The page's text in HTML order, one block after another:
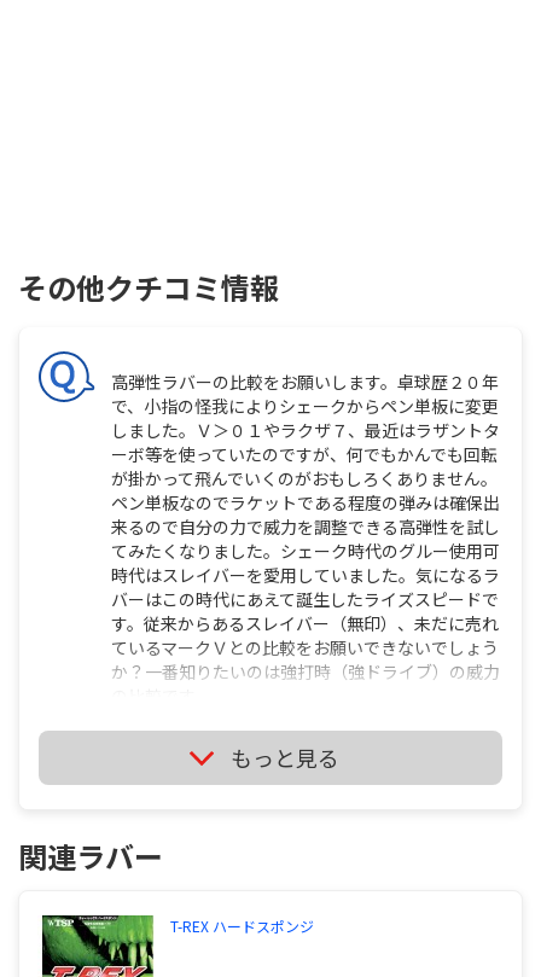
その他クチコミ情報
高弾性ラバーの比較をお願いします。卓球歴２０年
で、小指の怪我によりシェークからペン単板に変更
しました。Ｖ＞０１やラクザ７、最近はラザントタ
ーボ等を使っていたのですが、何でもかんでも回転
が掛かって飛んでいくのがおもしろくありません。
ペン単板なのでラケットである程度の弾みは確保出
来るので自分の力で威力を調整できる高弾性を試し
てみたくなりました。シェーク時代のグルー使用可
時代はスレイバーを愛用していました。気になるラ
バーはこの時代にあえて誕生したライズスピードで
す。従来からあるスレイバー（無印）、未だに売れ
ているマークＶとの比較をお願いできないでしょう
か？一番知りたいのは強打時（強ドライブ）の威力
マークＶとスレイバーの違いといえば硬度ですかね
マークＶはやわらかくて回転量はいいいですが、弾
レイバーですが扱いやすさやいろいろな技術を駆使
したい場合、マークVですねペン単板の場合 スレイ
でしょうそれとライズスピードはとても弾みます
が、回転量は微妙なんであんまオススメできません
スピードはテンション系以上ですねスピンはマーク
もっと見る
関連ラバー
T-REX ハードスポンジ